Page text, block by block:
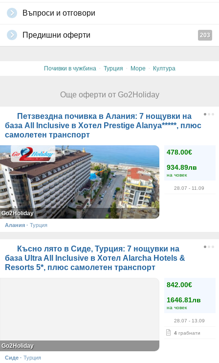
Въпроси и отговори
Предишни оферти 203
Почивки в чужбина · Турция · Море · Култура
Още оферти от Go2Holiday
Петзвездна почивка в Алания: 7 нощувки на
база All Inclusive в Хотел Prestige Alanya*****, плюс
самолетен транспорт
478.00€
934.89лв
на човек
28.07 - 11.09
Go2Holiday
Алания · Турция
Късно лято в Сиде, Турция: 7 нощувки на
база Ultra All Inclusive в Хотел Alarcha Hotels &
Resorts 5*, плюс самолетен транспорт
842.00€
1646.81лв
на човек
28.07 - 13.09
4 грабнати
Go2Holiday
Сиде · Турция